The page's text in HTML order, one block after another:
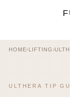
HOME› LIFTING›
ULTHERA TIP